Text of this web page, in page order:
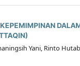
Yani, Rinto